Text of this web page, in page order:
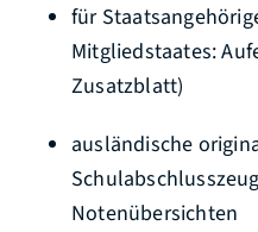
für
Mitgliedstaates:
Zusatzblatt)
ausländische
Notenübersichten